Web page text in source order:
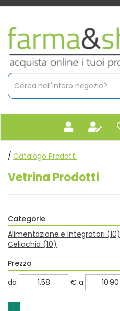
Passa
contenuto
principale
Farmacia
Massaro
Cerca
Prodotto
/ Catalogo Prodotti
Vetrina Prodotti
Categorie
Alimentazione e Integratori (10)
Celiachia (10)
Prezzo
filtra
da € filtra
a
1